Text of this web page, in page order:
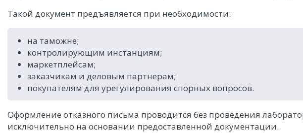
Такой документ предъявляется при необходимости:
на таможне;
контролирующим инстанциям;
маркетплейсам;
заказчикам и деловым партнерам;
покупателям для урегулирования спорных вопросов.
Оформление отказного письма проводится без проведения
исключительно на основании предоставленной документации.